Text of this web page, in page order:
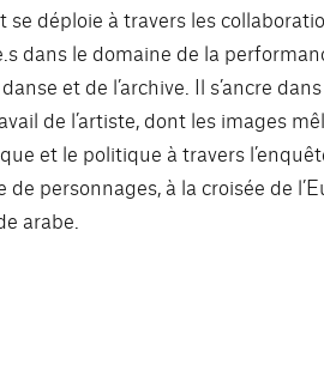
se déploie à travers les
dans le domaine de la
et de l’archive. Il s’ancre
de l’artiste, dont les images
et le politique à travers
de personnages, à la croisée de
arabe.